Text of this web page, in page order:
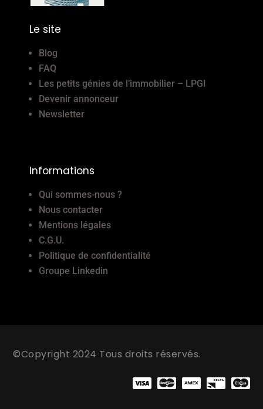
Le site
Blog
FAQ
Les petits génies de l’immobilier – LPGI
Devenir annonceur
Newsletter
Informations
Qui sommes-nous ?
Nous contacter
Mentions légales
C.G.U.
Politique de confidentialité
Groupe Linkedin
©Copyright 2024 Tous droits réservés.